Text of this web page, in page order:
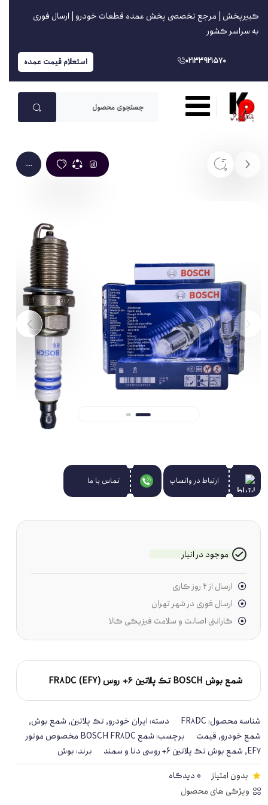
کبیرپخش | مرجع تخصصی پخش عمده قطعات خودرو | ارسال فوری
به سراسر کشور
02133921570 استعلام قیمت عمده
....
ارتباط در واتساپ تماس با ما
شمع بوش BOSCH تک پلاتین 6+ روس (EF7) FR8DC
شناسه محصول:FR8DC دسته:ایران خودرو,تک پلاتین, شمع بوش,
شمع خودرو, قیمت برچسب:
شمع BOSCH FR8DC مخصوص موتور
EF7
, شمع بوش تک پلاتین 6+ روسی دنا و سمند برند:بوش
بدون امتیاز
0 دیدگاه
ویژگی های محصول
موجود در انبار
ارسال از ۲ روز کاری
ارسال فوری در شهر تهران
گارانتی اصالت و سلامت فیزیکی کالا